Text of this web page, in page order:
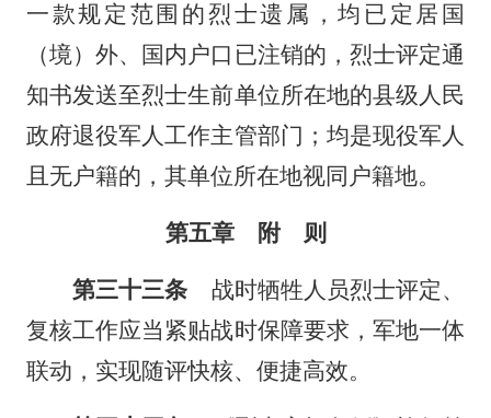
一款规定范围的烈士遗属，均已定居国
（境）外、国内户口已注销的，烈士评定通
知书发送至烈士生前单位所在地的县级人民
政府退役军人工作主管部门；均是现役军人
且无户籍的，其单位所在地视同户籍地。
第五章 附 则
第三十三条 战时牺牲人员烈士评定、
复核工作应当紧贴战时保障要求，军地一体
联动，实现随评快核、便捷高效。